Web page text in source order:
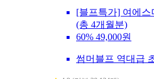
[블프특가] 여에스
(총 4개월분)
60% 49,000원
썸머블프 역대급